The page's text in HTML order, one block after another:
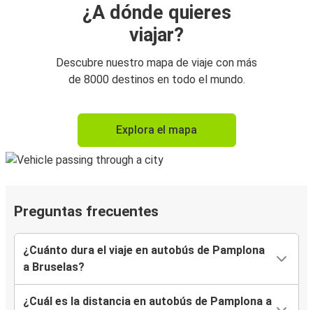
¿A dónde quieres
viajar?
Descubre nuestro mapa de viaje con más
de 8000 destinos en todo el mundo.
Explora el mapa
Preguntas frecuentes
¿Cuánto dura el viaje en autobús de Pamplona
a Bruselas?
¿Cuál es la distancia en autobús de Pamplona a